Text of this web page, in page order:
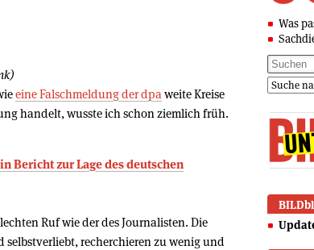
eine Falschmeldung der dpa weite Kreise
handelt, wusste ich schon ziemlich früh.
Bericht zur Lage des deutschen
Ruf wie der des Journalisten. Die
recherchieren zu wenig und
Was